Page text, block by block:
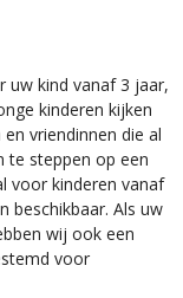
uw kind vanaf 3 jaar,
kinderen kijken
vriendinnen die al
te steppen op een
voor kinderen vanaf
beschikbaar. Als uw
wij ook een
voor